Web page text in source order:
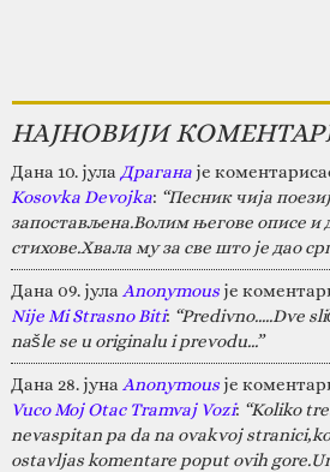
НАЈНОВИЈИ
Дана 10. јула Драганаје
Kosovka Devojka: “Песник чија
запостављена.Волим његове описе
стихове.Хвала му за све што је дао
Дана 09. јула Anonymousје
Nije Mi Strasno Biti: “Predivno.....Dve
našle se u originalu i prevodu...”
Дана 28. јуна Anonymousје
Vuco Moj Otac Tramvaj Vozi: “Koliko
nevaspitan pa da na ovakvoj
ostavljas komentare poput ovih